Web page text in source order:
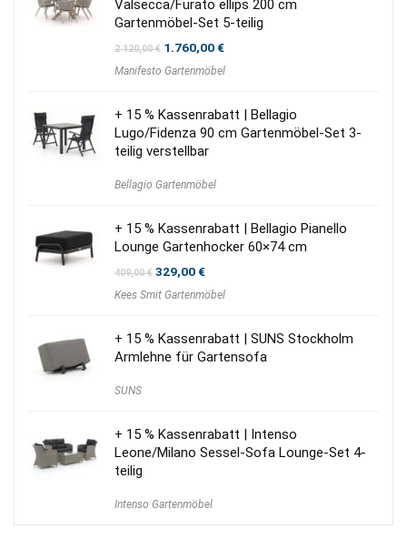
Valsecca/Furato ellips 200 cm
Gartenmöbel-Set 5-teilig
2.120,00€ Ursprünglicher
war:
1.760,00€Aktueller
ist:
Manifesto Gartenmöbel
+ 15 % Kassenrabatt | Bellagio
Lugo/Fidenza 90 cm Gartenmöbel-Set 3-
teilig verstellbar
Bellagio Gartenmöbel
+ 15 % Kassenrabatt | Bellagio Pianello
Lounge Gartenhocker 60×74 cm
409,00€ Ursprünglicher
war:
329,00€Aktueller
ist:
Kees Smit Gartenmöbel
+ 15 % Kassenrabatt | SUNS Stockholm
Armlehne für Gartensofa
SUNS
+ 15 % Kassenrabatt | Intenso
Leone/Milano Sessel-Sofa Lounge-Set 4-
teilig
Intenso Gartenmöbel